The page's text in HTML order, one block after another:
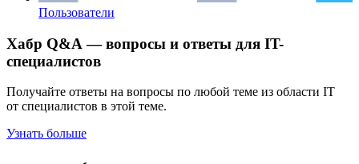
Пользователи
Хабр Q&A — вопросы и ответы для IT-
специалистов
Получайте ответы на вопросы по любой теме из области IT
от специалистов в этой теме.
Узнать больше